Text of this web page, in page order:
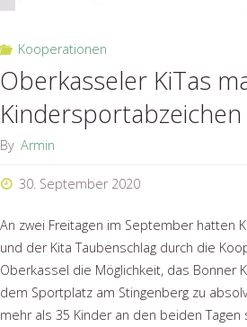
Kooperationen
Oberkasseler KiTas
Kindersportabzeichen
By Armin
30. September 2020
An zwei Freitagen im September hatten
und der Kita Taubenschlag durch die
Oberkassel die Möglichkeit, das Bonner
dem Sportplatz am Stingenberg zu
mehr als 35 Kinder an den beiden